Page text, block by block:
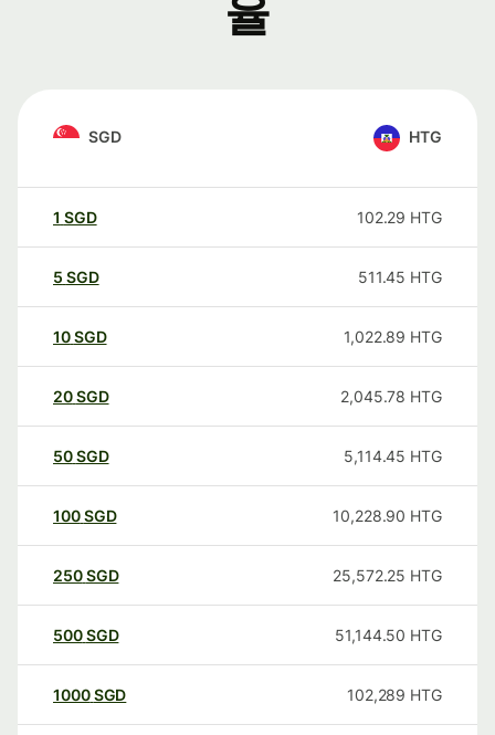
율
SGD HTG
1 SGD 102.29 HTG
5 SGD 511.45 HTG
10SGD 1,022.89 HTG
20SGD 2,045.78 HTG
50SGD 5,114.45 HTG
100SGD 10,228.90 HTG
250SGD 25,572.25 HTG
500SGD 51,144.50 HTG
1000SGD 102,289 HTG